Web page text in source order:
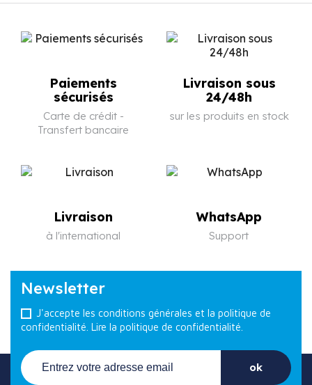
Paiements
sécurisés
Carte de crédit -
Transfert bancaire
Livraison sous
24/48h
sur les produits en stock
Livraison
à l'international
WhatsApp
Support
Newsletter
J'accepte les conditions générales et la politique de
confidentialité. Lire la politique de confidentialité.